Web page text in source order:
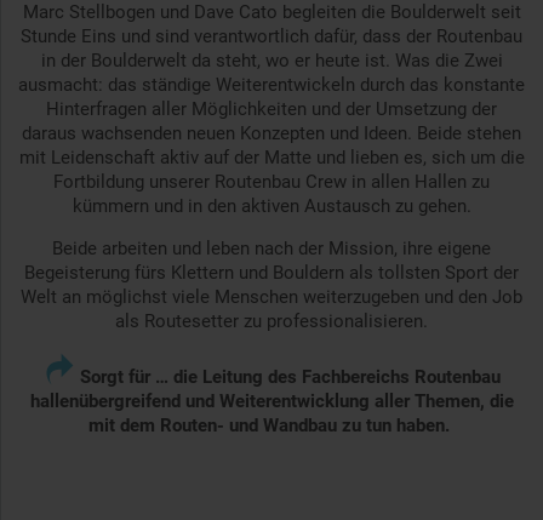
Marc Stellbogen und Dave Cato begleiten die Boulderwelt seit
Stunde Eins und sind verantwortlich dafür, dass der Routenbau
in der Boulderwelt da steht, wo er heute ist. Was die Zwei
ausmacht: das ständige Weiterentwickeln durch das konstante
Hinterfragen aller Möglichkeiten und der Umsetzung der
daraus wachsenden neuen Konzepten und Ideen. Beide stehen
mit Leidenschaft aktiv auf der Matte und lieben es, sich um die
Fortbildung unserer Routenbau Crew in allen Hallen zu
kümmern und in den aktiven Austausch zu gehen.
Beide arbeiten und leben nach der Mission, ihre eigene
Begeisterung fürs Klettern und Bouldern als tollsten Sport der
Welt an möglichst viele Menschen weiterzugeben und den Job
als Routesetter zu professionalisieren.
 Sorgt für … die Leitung des Fachbereichs Routenbau
hallenübergreifend und Weiterentwicklung aller Themen, die
mit dem Routen- und Wandbau zu tun haben.